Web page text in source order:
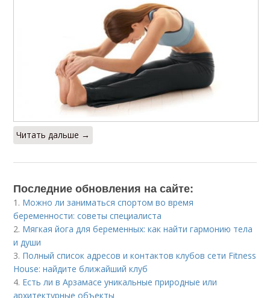
Читать дальше →
Последние обновления на сайте:
1. Можно ли заниматься спортом во время
беременности: советы специалиста
2. Мягкая йога для беременных: как найти гармонию тела
и души
3. Полный список адресов и контактов клубов сети Fitness
House: найдите ближайший клуб
4. Есть ли в Арзамасе уникальные природные или
архитектурные объекты